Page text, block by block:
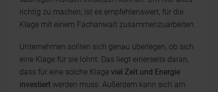
richtig zu machen, ist es empfehlenswert, für die
Klage mit einem Fachanwalt zusammenzuarbeiten.
Unternehmen sollten sich genau überlegen, ob sich
eine Klage für sie lohnt. Das liegt einerseits daran,
dass für eine solche Klage viel Zeit und Energie
investiert werden muss. Außerdem kann sich am